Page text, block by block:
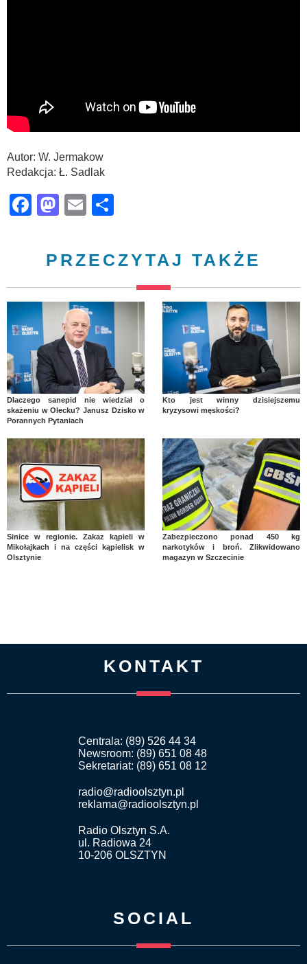
Autor: W. Jermakow
Redakcja: Ł. Sadlak
Facebook
Mastodon
Email
PRZECZYTAJ TAKŻE
Dlaczego sanepid nie wiedział o
skażeniu w Olecku? Janusz Dzisko w
Porannych Pytaniach
Kto jest winny dzisiejszemu
kryzysowi męskości?
Sinice w regionie. Zakaz kąpieli w
Mikołajkach i na części kąpielisk w
Olsztynie
Zabezpieczono ponad 450 kg
narkotyków i broń. Zlikwidowano
magazyn w Szczecinie
KONTAKT
Centrala: (89) 526 44 34
Newsroom: (89) 651 08 48
Sekretariat: (89) 651 08 12
radio@radioolsztyn.pl
reklama@radioolsztyn.pl
Radio Olsztyn S.A.
ul. Radiowa 24
10-206 OLSZTYN
SOCIAL